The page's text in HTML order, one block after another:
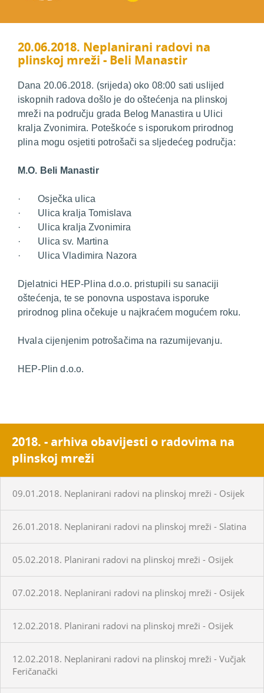
20.06.2018. Neplanirani radovi na
plinskoj mreži - Beli Manastir
Dana 20.06.2018. (srijeda) oko 08:00 sati uslijed
iskopnih radova došlo je do oštećenja na plinskoj
mreži na području grada Belog Manastira u Ulici
kralja Zvonimira. Poteškoće s isporukom prirodnog
plina mogu osjetiti potrošači sa sljedećeg područja:
M.O. Beli Manastir
· Osječka ulica
· Ulica kralja Tomislava
· Ulica kralja Zvonimira
· Ulica sv. Martina
· Ulica Vladimira Nazora
Djelatnici HEP-Plina d.o.o. pristupili su sanaciji
oštećenja, te se ponovna uspostava isporuke
prirodnog plina očekuje u najkraćem mogućem roku.
Hvala cijenjenim potrošačima na razumijevanju.
HEP-Plin d.o.o.
2018. - arhiva obavijesti o radovima na
plinskoj mreži
09.01.2018. Neplanirani radovi na plinskoj mreži - Osijek
26.01.2018. Neplanirani radovi na plinskoj mreži - Slatina
05.02.2018. Planirani radovi na plinskoj mreži - Osijek
07.02.2018. Neplanirani radovi na plinskoj mreži - Osijek
12.02.2018. Planirani radovi na plinskoj mreži - Osijek
12.02.2018. Neplanirani radovi na plinskoj mreži - Vučjak
Feričanački